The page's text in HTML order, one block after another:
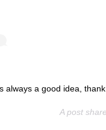
always a good idea,
A post